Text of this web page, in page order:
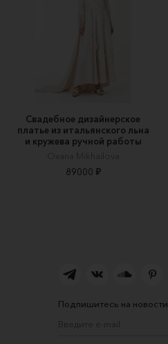
Свадебное дизайнерское
платье из итальянского льна
и кружева ручной работы
Oxana Mikhailova
89000 ₽
Подпишитесь на новости